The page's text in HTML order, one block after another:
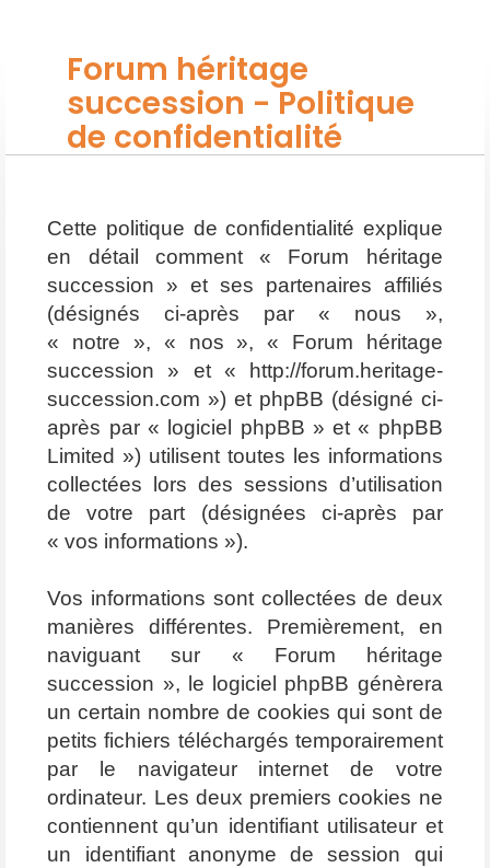
Forum héritage
succession - Politique
de confidentialité
Cette politique de confidentialité explique
en détail comment « Forum héritage
succession » et ses partenaires affiliés
(désignés ci-après par « nous »,
« notre », « nos », « Forum héritage
succession » et « http://forum.heritage-
succession.com ») et phpBB (désigné ci-
après par « logiciel phpBB » et « phpBB
Limited ») utilisent toutes les informations
collectées lors des sessions d’utilisation
de votre part (désignées ci-après par
« vos informations »).
Vos informations sont collectées de deux
manières différentes. Premièrement, en
naviguant sur « Forum héritage
succession », le logiciel phpBB génèrera
un certain nombre de cookies qui sont de
petits fichiers téléchargés temporairement
par le navigateur internet de votre
ordinateur. Les deux premiers cookies ne
contiennent qu’un identifiant utilisateur et
un identifiant anonyme de session qui